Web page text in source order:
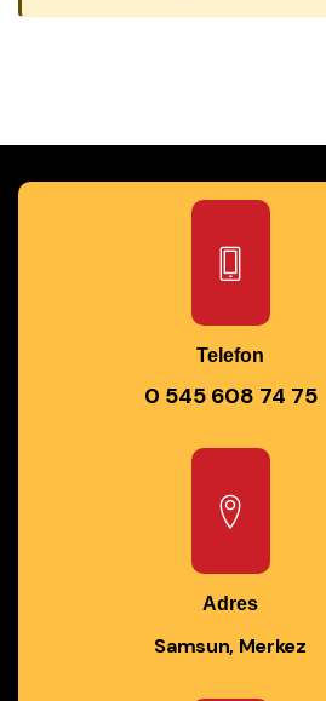
Telefon
0 545 608 74 75
Adres
Samsun, Merkez